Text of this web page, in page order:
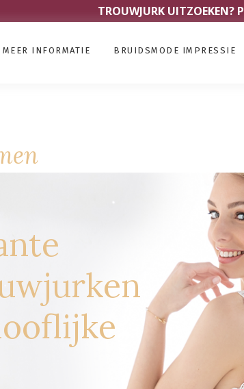
TROUWJURK UITZOEKEN?
MEER INFORMATIE BRUIDSMODE IMPRESSIE